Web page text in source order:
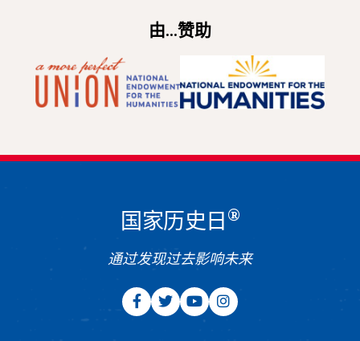
由...赞助
国家历史日 ®
通过发现过去影响未来